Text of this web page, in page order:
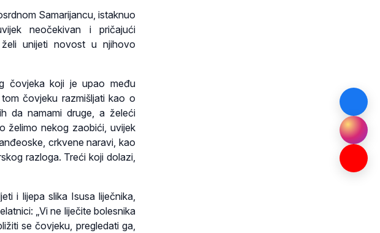
Samarijancu, istaknuo
neočekivan i pričajući
želi unijeti novost u njihovo
čovjeka koji je upao među
čovjeku razmišljati kao o
da namami druge, a želeći
želimo nekog zaobići, uvijek
crkvene naravi, kao
razloga. Treći koji dolazi,
i lijepa slika Isusa liječnika,
„Vi ne liječite bolesnika
se čovjeku, pregledati ga,